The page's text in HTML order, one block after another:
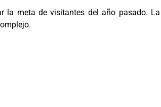
la meta de visitantes del año pasado.